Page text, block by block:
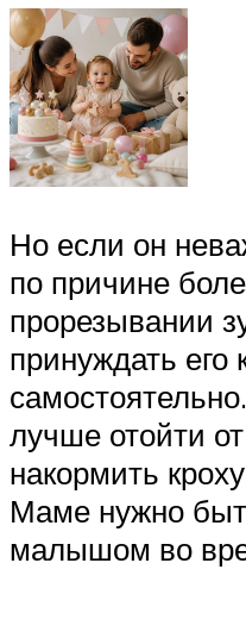
Но если он
по причине
прорезывании
принуждать его
лучше отойти
накормить
Маме нужно
малышом во